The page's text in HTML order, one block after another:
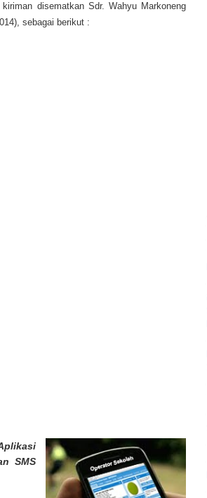
disematkan Sdr. Wahyu Markoneng
sebagai berikut :
SMS